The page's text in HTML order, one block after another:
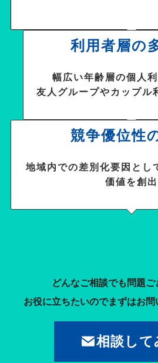
利用者層の
幅広い年齢層の個人利
友人グループやカップル
競争優位性
地域内での差別化要因とし
価値を創出
どんなご相談でも問題ご
お役に立ちたいのでまずはお問
相談して